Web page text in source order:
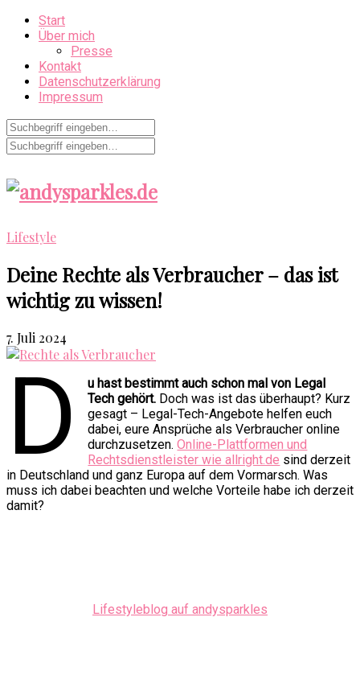
Start
Über mich
Presse
Kontakt
Datenschutzerklärung
Impressum
Lifestyle
Deine Rechte als Verbraucher – das ist
wichtig zu wissen!
7. Juli 2024
D
u hast bestimmt auch schon mal von Legal
Tech gehört. Doch was ist das überhaupt? Kurz
gesagt – Legal-Tech-Angebote helfen euch
dabei, eure Ansprüche als Verbraucher online
durchzusetzen.Online-Plattformen und
Rechtsdienstleister wie allright.de sind derzeit
in Deutschland und ganz Europa auf dem Vormarsch. Was
muss ich dabei beachten und welche Vorteile habe ich derzeit
damit?
Lifestyleblog auf andysparkles